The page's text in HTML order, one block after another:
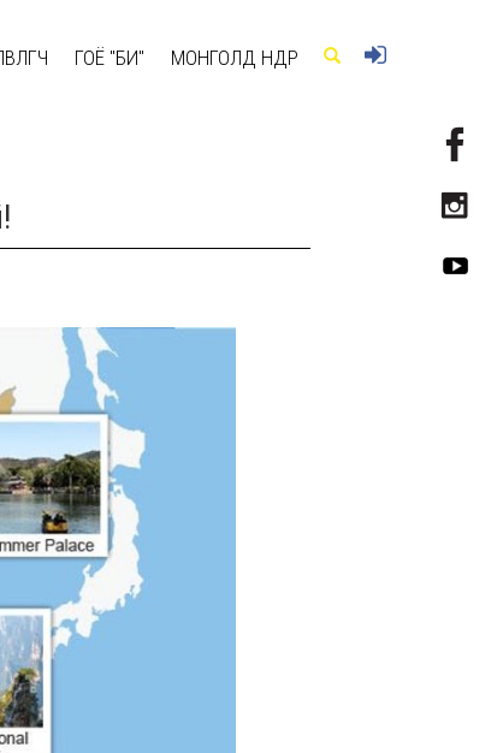
ГОЁ "БИ" МОНГОЛД ӨНӨӨДӨР